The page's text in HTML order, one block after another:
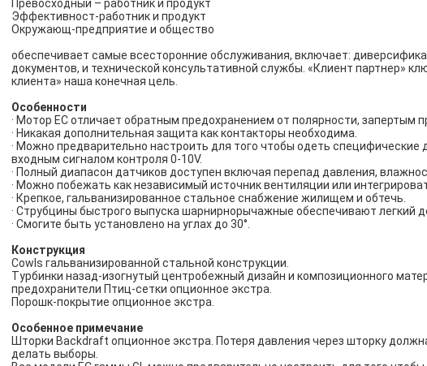
Превосходный – работник и продукт
Эффективност-работник и продукт
Окружающ-предприятие и общество
обеспечивает самые всесторонние обслуживания, включает:
документов, и технической консультативной службы. «Клиент партнер»
клиента» наша конечная цель.
Особенности
· Мотор EC отличает обратным предохранением от полярности, запертым
· Никакая дополнительная защита как контакторы необходима.
· Можно предварительно настроить для того чтобы одеть специфические
входным сигналом контроля 0-10V.
· Полный диапасон датчиков доступен включая перепад давления,
· Можно побежать как независимый источник вентиляции или
· Крепкое, гальванизированное стальное снабжение жилищем и обтечь.
· Струбцины быстрого выпуска шарнирнорычажные обеспечивают легкий
· Смогите быть установлено на углах до 30°.
Конструкция
Cowls гальванизированной стальной конструкции.
Турбинки назад-изогнутый центробежный дизайн и композиционного
предохранители Птиц-сетки опционное экстра.
Порошк-покрытие опционное экстра.
Особенное примечание
Шторки Backdraft опционное экстра. Потеря давления через шторку
делать выборы.